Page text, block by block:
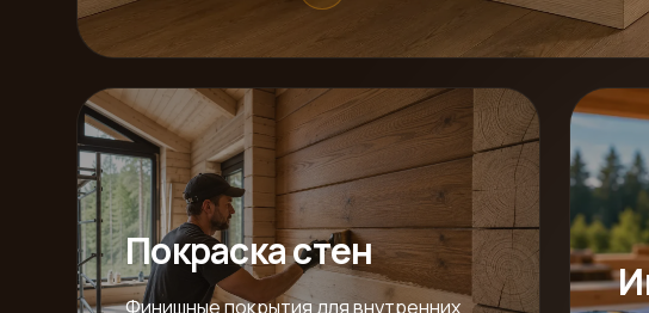
Покраска стен
Финишные покрытия для внутренних